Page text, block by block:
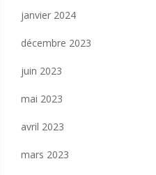
janvier 2024
décembre 2023
juin 2023
mai 2023
avril 2023
mars 2023